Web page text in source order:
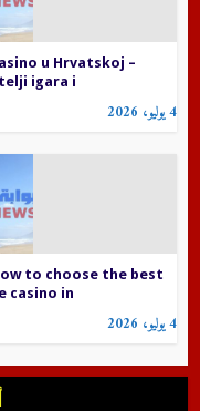
u Hrvatskoj –
igara i...
4 يوليو، 2026
to choose the best
casino in...
4 يوليو، 2026